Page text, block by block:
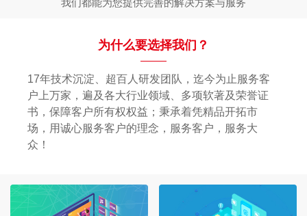
我们都能为您提供完善的解决方案与服务
为什么要选择我们？
17年技术沉淀、超百人研发团队，迄今为止服务客
户上万家，遍及各大行业领域、多项软著及荣誉证
书，保障客户所有权权益；秉承着凭精品开拓市
场，用诚心服务客户的理念，服务客户，服务大
众！